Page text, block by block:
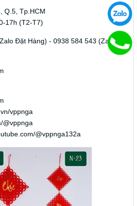
Q.5, Tp.HCM
17h (T2-T7)
Đặt Hàng) - 0938 584 543 (Zalo Đặt
vppnga
@vppnga
@vppnga132a